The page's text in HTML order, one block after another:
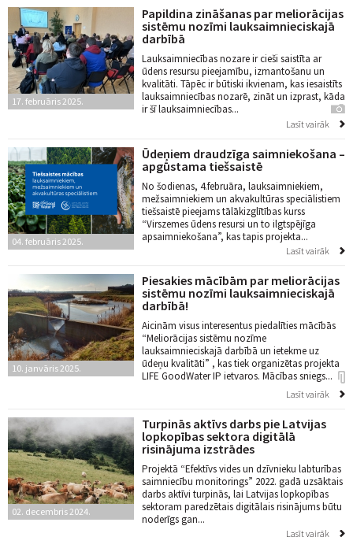
17. februāris 2025.
Papildina zināšanas par meliorācijas
sistēmu nozīmi lauksaimnieciskajā
darbībā
Lauksaimniecības nozare ir cieši saistīta ar
ūdens resursu pieejamību, izmantošanu un
kvalitāti. Tāpēc ir būtiski ikvienam, kas iesaistīts
lauksaimniecības nozarē, zināt un izprast, kāda
ir šī lauksaimniecības...
Lasīt vairāk
04. februāris 2025.
Ūdeņiem draudzīga saimniekošana –
apgūstama tiešsaistē
No šodienas, 4.februāra, lauksaimniekiem,
mežsaimniekiem un akvakultūras speciālistiem
tiešsaistē pieejams tālākizglītības kurss
“Virszemes ūdens resursi un to ilgtspējīga
apsaimniekošana”, kas tapis projekta...
Lasīt vairāk
10. janvāris 2025.
Piesakies mācībām par meliorācijas
sistēmu nozīmi lauksaimnieciskajā
darbībā!
Aicinām visus interesentus piedalīties mācībās
“Meliorācijas sistēmu nozīme
lauksaimnieciskajā darbībā un ietekme uz
ūdeņu kvalitāti” , kas tiek organizētas projekta
LIFE GoodWater IP ietvaros. Mācības sniegs...
Lasīt vairāk
02. decembris 2024.
Turpinās aktīvs darbs pie Latvijas
lopkopības sektora digitālā
risinājuma izstrādes
Projektā “Efektīvs vides un dzīvnieku labturības
saimniecību monitorings” 2022. gadā uzsāktais
darbs aktīvi turpinās, lai Latvijas lopkopības
sektoram paredzētais digitālais risinājums būtu
noderīgs gan...
Lasīt vairāk